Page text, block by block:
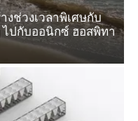
ช่วงเวลาพิเศษกับ
ไปกับออนิกซ์ ฮอสพิทา